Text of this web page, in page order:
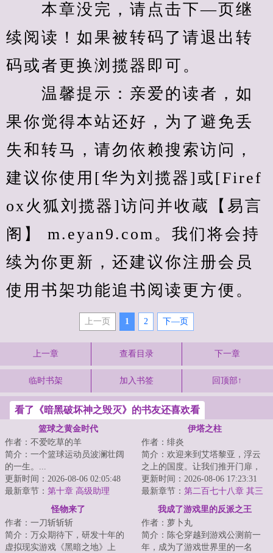
本章没完，请点击下—页继
续阅读！如果被转码了请退出转
码或者更换浏揽器即可。
温馨提示：亲爱的读者，如
果你觉得本站还好，为了避免丢
失和转马，请勿依赖搜索访问，
建议你使用[华为刘揽器]或[Firef
ox火狐刘揽器]访问并收蔵【易言
阁】 m.eyan9.com。我们将会持
续为你更新，还建议你注册会员
使用书架功能追书阅读更方便。
上一页 1 2 下—页
上一章 查看目录 下一章
临时书架 加入书签 回顶部↑
看了《暗黑破坏神之毁灭》的书友还喜欢看
篮球之黄金时代
作者：不爱吃草的羊
简介：一个篮球运动员波澜壮阔
的一生。...
更新时间：2026-08-06 02:05:48
最新章节： 第十章 高级助理
伊塔之柱
作者：绯炎
简介：欢迎来到艾塔黎亚，浮云
之上的国度。让我们推开门扉，
拿起手杖，冒险，将从这里开始
穿过云与海的丘...
更新时间：2026-08-06 17:23:31
最新章节： 第二百七十八章 其三
为圣 IX
怪物来了
作者：一刀斩斩斩
简介：万众期待下，研发十年的
虚拟现实游戏《黑暗之地》上
我成了游戏里的反派之王
作者：萝卜丸
简介：陈仑穿越到游戏公测前一
年，成为了游戏世界里的一名